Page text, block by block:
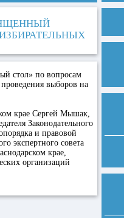
стол» по вопросам
выборов на
крае Сергей Мышак,
Законодательного
и правовой
экспертного совета
крае,
организаций